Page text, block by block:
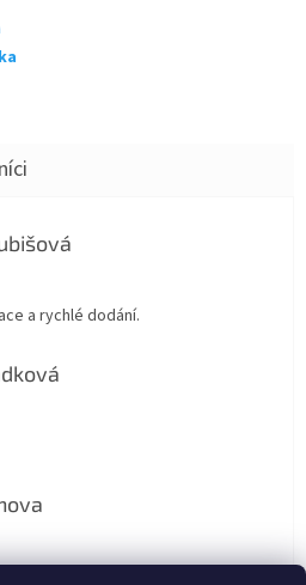
je 5 z 5 hvězdiček.
a rychlé dodání.
je 5 z 5 hvězdiček.
je 5 z 5 hvězdiček.